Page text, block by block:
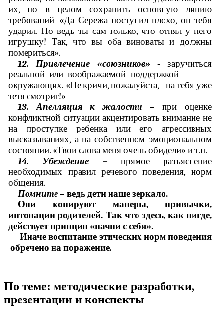
их, но в целом сохранить основную линию
требований. «Да Сережа поступил плохо, он тебя
ударил. Но ведь ты сам только, что отнял у него
игрушку! Так, что вы оба виноваты и должны
помериться».
12. Привлечение «союзников» - заручиться
реальной или воображаемой поддержкой
окружающих. «Не кричи, пожалуйста, - на тебя уже
тетя смотрит!»
13. Апелляция к жалости – при оценке
конфликтной ситуации акцентировать внимание не
на проступке ребенка или его агрессивных
высказываниях, а на собственном эмоциональном
состоянии. «Твои слова меня очень обидели» и т.п.
14. Убеждение – прямое разъяснение
необходимых правил речевого поведения, норм
общения.
Помните – ведь дети наше зеркало.
Они копируют манеры, привычки,
интонации родителей. Так что здесь, как нигде,
действует принцип «начни с себя».
Иначе воспитание этических норм поведения
обречено на поражение.
По теме: методические разработки,
презентации и конспекты